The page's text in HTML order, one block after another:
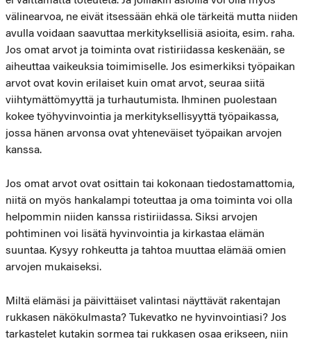
välinearvoa, ne eivät itsessään ehkä ole tärkeitä mutta niiden
avulla voidaan saavuttaa merkityksellisiä asioita, esim. raha.
Jos omat arvot ja toiminta ovat ristiriidassa keskenään, se
aiheuttaa vaikeuksia toimimiselle. Jos esimerkiksi työpaikan
arvot ovat kovin erilaiset kuin omat arvot, seuraa siitä
viihtymättömyyttä ja turhautumista. Ihminen puolestaan
kokee työhyvinvointia ja merkityksellisyyttä työpaikassa,
jossa hänen arvonsa ovat yhteneväiset työpaikan arvojen
kanssa.
Jos omat arvot ovat osittain tai kokonaan tiedostamattomia,
niitä on myös hankalampi toteuttaa ja oma toiminta voi olla
helpommin niiden kanssa ristiriidassa. Siksi arvojen
pohtiminen voi lisätä hyvinvointia ja kirkastaa elämän
suuntaa. Kysyy rohkeutta ja tahtoa muuttaa elämää omien
arvojen mukaiseksi.
Miltä elämäsi ja päivittäiset valintasi näyttävät rakentajan
rukkasen näkökulmasta? Tukevatko ne hyvinvointiasi? Jos
tarkastelet kutakin sormea tai rukkasen osaa erikseen, niin